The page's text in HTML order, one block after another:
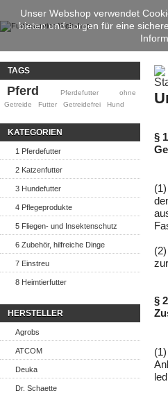
TAGS
Pferd Pferdefutter
ohne
Getreide
Futter Getreidefrei Hund
KATEGORIEN
1 Pferdefutter
2 Katzenfutter
3 Hundefutter
4 Pflegeprodukte
5 Fliegen- und Insektenschutz
6 Zubehör, hilfreiche Dinge
7 Einstreu
8 Heimtierfutter
HERSTELLER
Agrobs
ATCOM
Deuka
Dr. Schaette
§ 1
§ 2
Unser Webshop verwendet
bieten und sorgen für eine